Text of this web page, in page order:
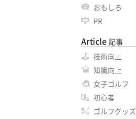
おもしろ
PR
Article 記事
技術向上
知識向上
女子ゴルフ
初心者
ゴルフグッズ